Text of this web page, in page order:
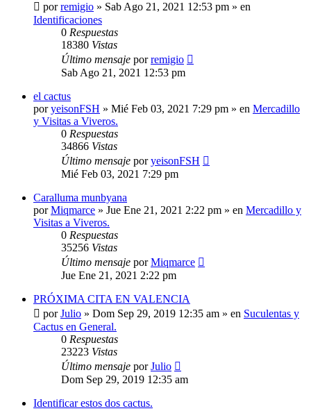
porremigio » Sab Ago 21, 2021 12:53 pm » en
Identificaciones
0 Respuestas
18380 Vistas
Último mensaje porremigio
Sab Ago 21, 2021 12:53 pm
el cactus
poryeisonFSH » Mié Feb 03, 2021 7:29 pm » en Mercadillo
y Visitas a Viveros.
0 Respuestas
34866 Vistas
Último mensaje poryeisonFSH
Mié Feb 03, 2021 7:29 pm
Caralluma munbyana
porMiqmarce » Jue Ene 21, 2021 2:22 pm » en Mercadillo y
Visitas a Viveros.
0 Respuestas
35256 Vistas
Último mensaje porMiqmarce
Jue Ene 21, 2021 2:22 pm
PRÓXIMA CITA EN VALENCIA
porJulio » Dom Sep 29, 2019 12:35 am » en Suculentas y
Cactus en General.
0 Respuestas
23223 Vistas
Último mensaje porJulio
Dom Sep 29, 2019 12:35 am
Identificar estos dos cactus.